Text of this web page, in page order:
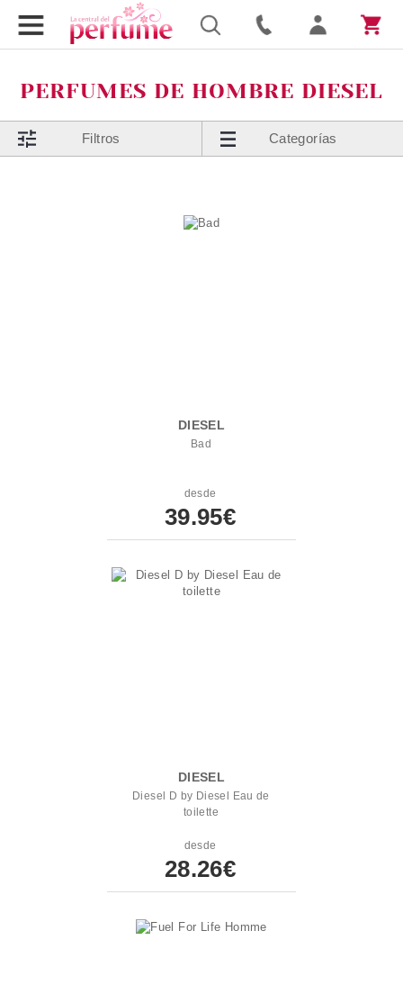
PERFUMES DE HOMBRE DIESEL
Filtros Categorías
DIESEL
Bad
desde
39.95€
DIESEL
Diesel D by Diesel Eau de
toilette
desde
28.26€